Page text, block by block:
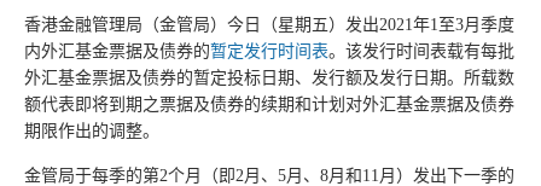
香港金融管理局（金管局）今日（星期五）发出2021年1至3月季度
内外汇基金票据及债券的暂定发行时间表。该发行时间表载有每批
外汇基金票据及债券的暂定投标日期、发行额及发行日期。所载数
额代表即将到期之票据及债券的续期和计划对外汇基金票据及债券
期限作出的调整。
金管局于每季的第2个月（即2月、5月、8月和11月）发出下一季的